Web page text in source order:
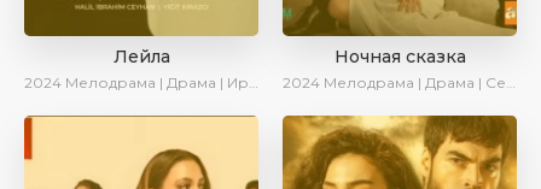
Лейла
2024 Мелодрама | Драма | Ирина Котова | AveTurk | AlisaDirilis | Сериалы 2024
Ночная сказка
2024 Мелодрама | Драма | Сериалы 2024